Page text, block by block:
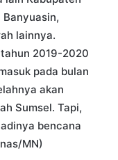
Banyuasin,
lainnya.
2019-2020
pada bulan
akan
Sumsel. Tapi,
bencana
MN)